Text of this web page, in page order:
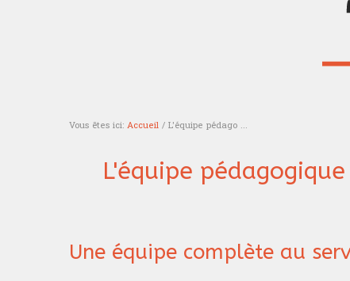
Vous êtes ici:
Vous êtes ici
Accueil / L'équipe pédago ...
L'équipe
Une équipe complète au